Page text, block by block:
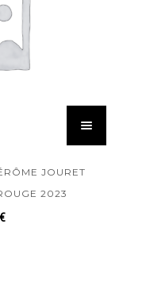
JOURET
2023
€